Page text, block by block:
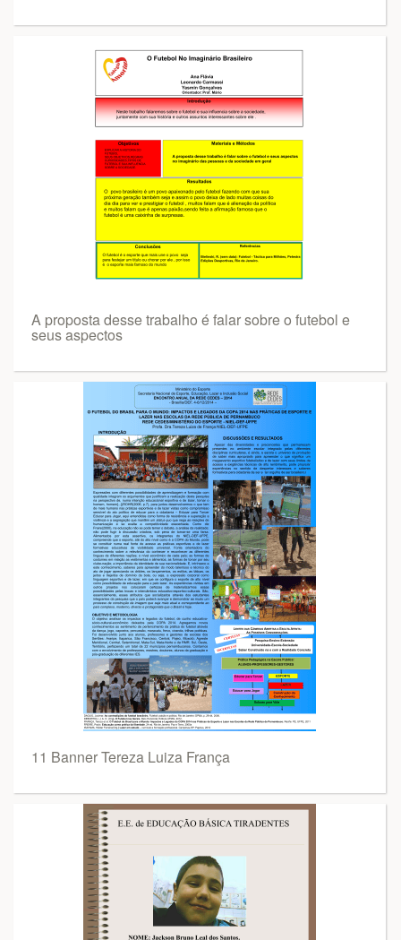
A proposta desse trabalho é falar sobre o futebol e
seus aspectos
11 Banner Tereza Luiza França